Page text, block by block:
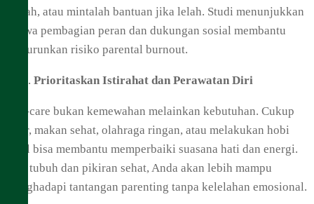
rumah, atau mintalah bantuan jika lelah. Studi menunjukkan
bahwa pembagian peran dan dukungan sosial membantu
menurunkan risiko parental burnout.
Prioritaskan Istirahat dan Perawatan Diri
Self-care bukan kemewahan melainkan kebutuhan. Cukup
tidur, makan sehat, olahraga ringan, atau melakukan hobi
kecil bisa membantu memperbaiki suasana hati dan energi.
Saat tubuh dan pikiran sehat, Anda akan lebih mampu
menghadapi tantangan parenting tanpa kelelahan emosional.